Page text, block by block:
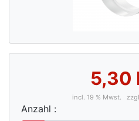
5,30
incl. 19 % Mwst.
Anzahl :